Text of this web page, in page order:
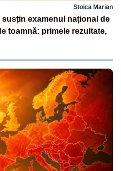
Stoica Marian
susțin examenul național de
toamnă: primele rezultate,